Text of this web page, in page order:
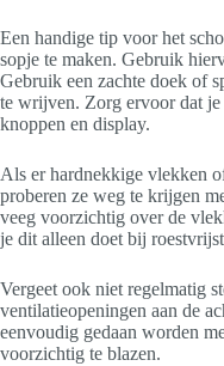
Een handige tip voor het
sopje te maken. Gebruik
Gebruik een zachte doek of
te wrijven. Zorg ervoor dat
knoppen en display.
Als er hardnekkige vlekken
proberen ze weg te krijgen
veeg voorzichtig over de
je dit alleen doet bij
Vergeet ook niet regelmatig
ventilatieopeningen aan de
eenvoudig gedaan worden
voorzichtig te blazen.